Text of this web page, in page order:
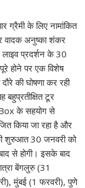
ग्रैमी के लिए नामांकित
वादक अनुष्का शंकर
प्रदर्शन के 30
होने पर एक विशेष
की घोषणा कर रही
बहुप्रतीक्षित टूर
के सहयोग से
किया जा रहा है और
शुरुआत 30 जनवरी को
से होगी। इसके बाद
बेंगलुरु (31
मुंबई (1 फरवरी), पुणे